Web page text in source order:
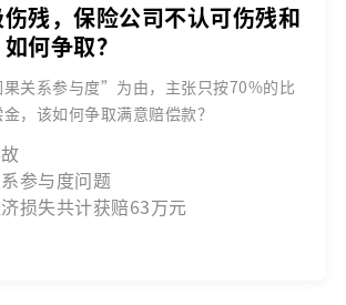
残，保险公司不认可伤残和
何争取？
关系参与度”为由，主张只按70%的比
，该如何争取满意赔偿款？
参与度问题
损失共计获赔63万元